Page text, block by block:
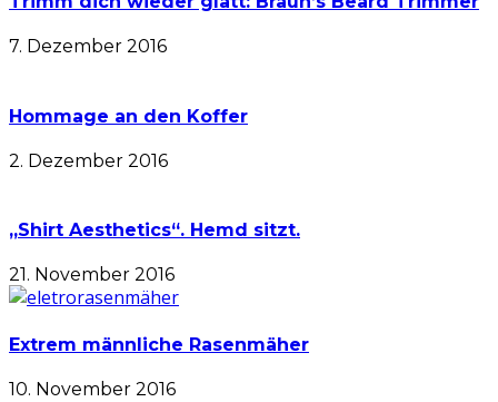
7. Dezember 2016
Hommage an den Koffer
2. Dezember 2016
„Shirt Aesthetics“. Hemd sitzt.
21. November 2016
Extrem männliche Rasenmäher
10. November 2016